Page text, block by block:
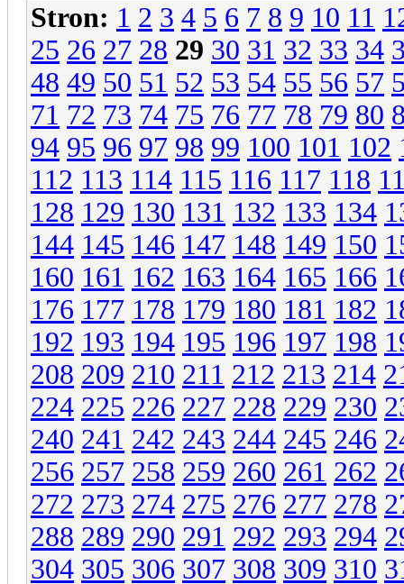
Stron: 1 2 3 4 5 6 7 8 9 10 11
25 26 27 28 29 30 31 32 33 34
48 49 50 51 52 53 54 55 56 57
71 72 73 74 75 76 77 78 79 80
94 95 96 97 98 99 100 101 102
112 113 114 115 116 117 118
128 129 130 131 132 133 134
144 145 146 147 148 149 150
160 161 162 163 164 165 166
176 177 178 179 180 181 182
192 193 194 195 196 197 198
208 209 210 211 212 213 214
224 225 226 227 228 229 230
240 241 242 243 244 245 246
256 257 258 259 260 261 262
272 273 274 275 276 277 278
288 289 290 291 292 293 294
304 305 306 307 308 309 310